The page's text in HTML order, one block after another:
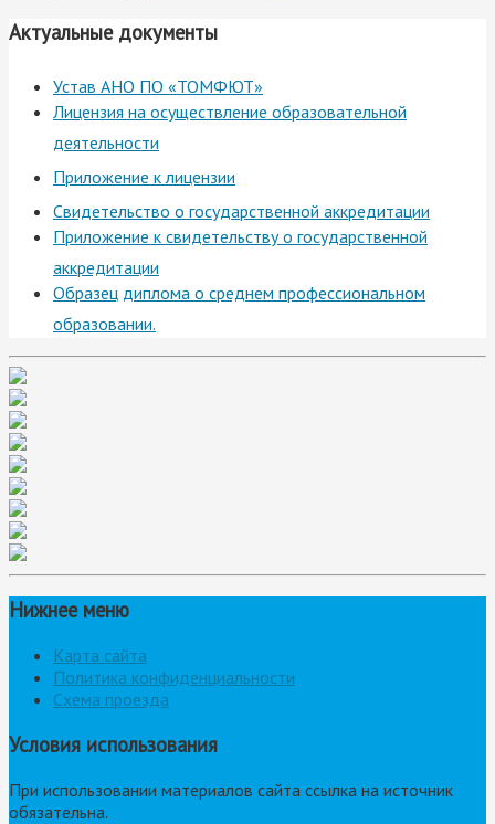
Актуальные документы
Устав АНО ПО «ТОМФЮТ»
Лицензия на осуществление образовательной
деятельности
Приложение к лицензии
Свидетельство о государственной аккредитации
Приложение к свидетельству о государственной
аккредитации
Образец диплома о среднем профессиональном
образовании.
Нижнее меню
Карта сайта
Политика конфиденциальности
Схема проезда
Условия использования
При использовании материалов сайта ссылка на источник
обязательна.